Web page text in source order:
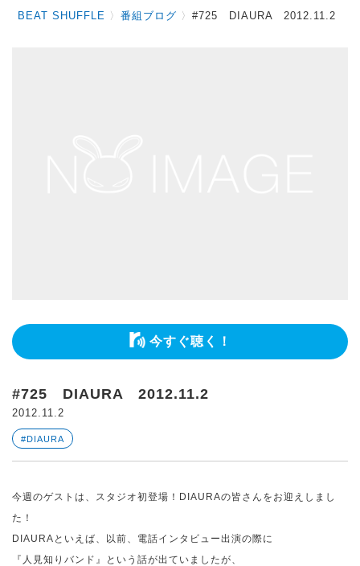
BEAT SHUFFLE 〉番組ブログ 〉#725 DIAURA 2012.11.2
今すぐ聴く！
#725 DIAURA 2012.11.2
2012.11.2
#DIAURA
今週のゲストは、スタジオ初登場！ DIAURAの皆さんをお迎えしまし
た！
DIAURA といえば、以前、電話インタビュー出演の際に
『人見知りバンド』という話が出ていましたが、